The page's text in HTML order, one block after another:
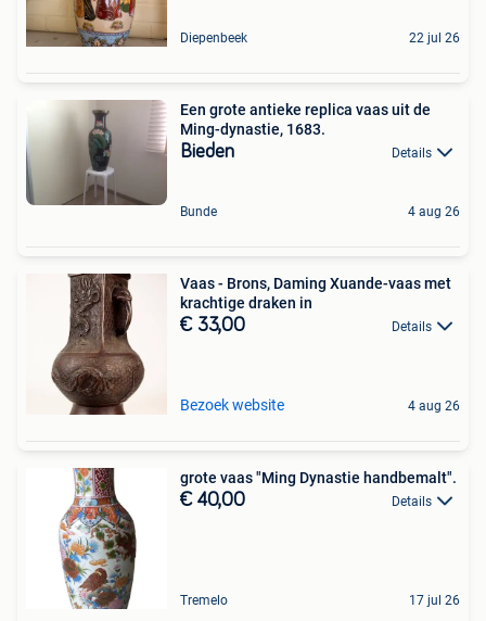
Diepenbeek 22 jul 26
Een grote antieke replica vaas uit de
Ming-dynastie, 1683.
Bieden Details
Bunde 4 aug 26
Vaas - Brons, Daming Xuande-vaas met
krachtige draken in
€ 33,00 Details
Bezoek website 4 aug 26
grote vaas "Ming Dynastie handbemalt".
€ 40,00 Details
Tremelo 17 jul 26